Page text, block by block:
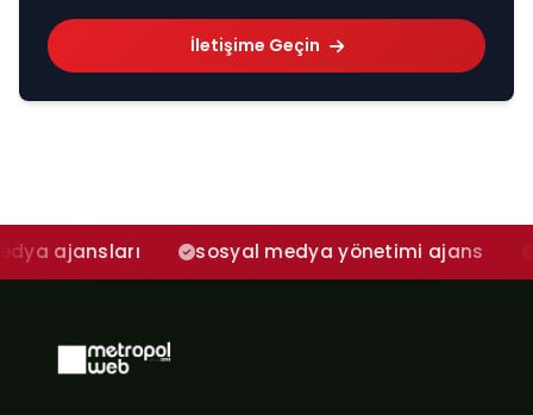
İletişime Geçin
sosyal medya yönetimi ajans adana